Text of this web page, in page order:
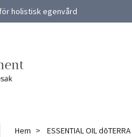
holistisk egenvård
Hem ESSENTIAL OIL dōTERRA